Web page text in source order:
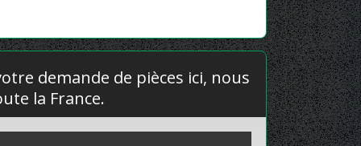
demande de pièces ici, nous
la France.